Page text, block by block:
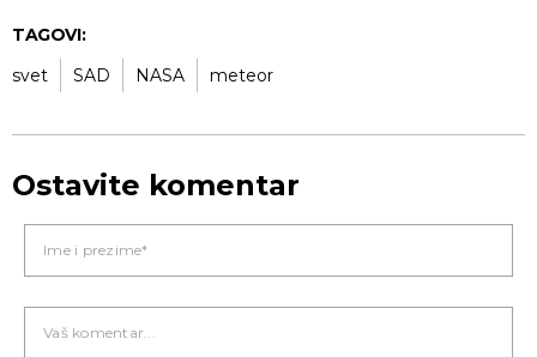
TAGOVI:
svet
SAD NASA meteor
Ostavite komentar